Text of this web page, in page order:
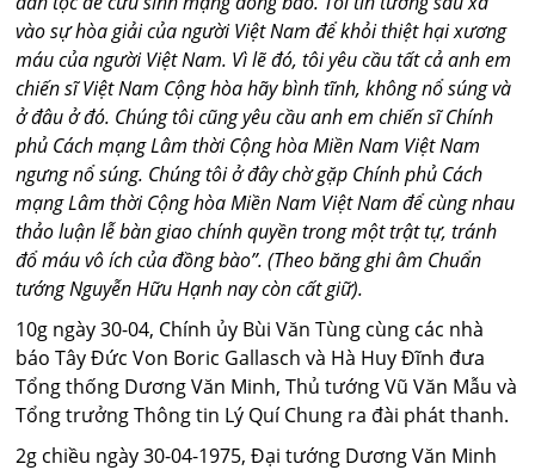
vào sự hòa giải của người Việt Nam để khỏi thiệt hại xương
máu của người Việt Nam. Vì lẽ đó, tôi yêu cầu tất cả anh em
chiến sĩ Việt Nam Cộng hòa hãy bình tĩnh, không nổ súng và
ở đâu ở đó. Chúng tôi cũng yêu cầu anh em chiến sĩ Chính
phủ Cách mạng Lâm thời Cộng hòa Miền Nam Việt Nam
ngưng nổ súng. Chúng tôi ở đây chờ gặp Chính phủ Cách
mạng Lâm thời Cộng hòa Miền Nam Việt Nam để cùng nhau
thảo luận lễ bàn giao chính quyền trong một trật tự, tránh
đổ máu vô ích của đồng bào”. (Theo băng ghi âm Chuẩn
tướng Nguyễn Hữu Hạnh nay còn cất giữ).
10g ngày 30-04, Chính ủy Bùi Văn Tùng cùng các nhà
báo Tây Đức Von Boric Gallasch và Hà Huy Đĩnh đưa
Tổng thống Dương Văn Minh, Thủ tướng Vũ Văn Mẫu và
Tổng trưởng Thông tin Lý Quí Chung ra đài phát thanh.
2g chiều ngày 30-04-1975, Đại tướng Dương Văn Minh